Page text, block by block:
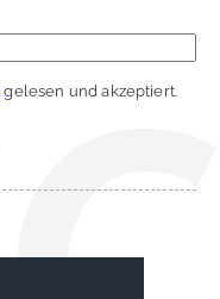
gelesen und akzeptiert.